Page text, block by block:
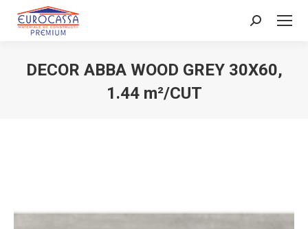
Search:
DECOR ABBA WOOD GREY 30X60,
1.44 m²/CUT